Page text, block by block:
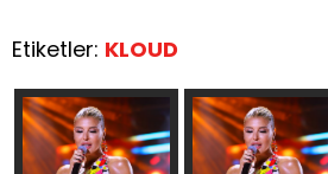
Etiketler: KLOUD